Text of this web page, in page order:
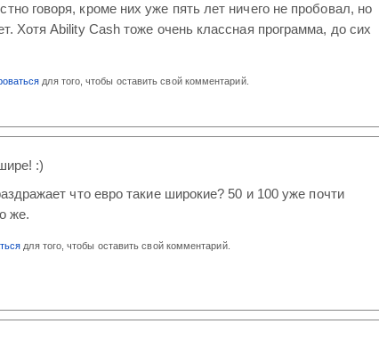
говоря, кроме них уже пять лет ничего не пробовал, но
Хотя Ability Cash тоже очень классная программа, до сих
для того, чтобы оставить свой комментарий.
:)
что евро такие широкие? 50 и 100 уже почти
же.
для того, чтобы оставить свой комментарий.